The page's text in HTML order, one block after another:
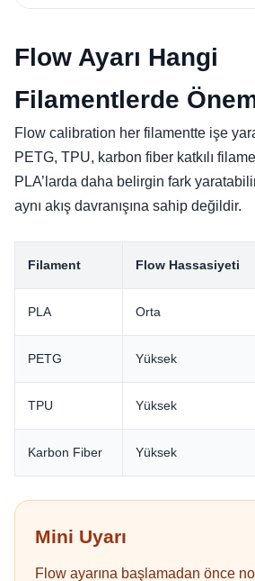
Flow Ayarı Hangi
Filamentlerde
Flow calibration her filamentte işe
PETG, TPU, karbon fiber katkılı
PLA’larda daha belirgin fark
aynı akış davranışına sahip değildir.
Filament Flow Hassasiyeti
PLA Orta
PETG Yüksek
TPU Yüksek
Karbon Fiber Yüksek
Mini Uyarı
Flow ayarına başlamadan önce